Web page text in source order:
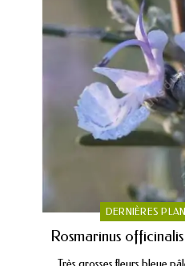
DERNIÈRES
Rosmarinus